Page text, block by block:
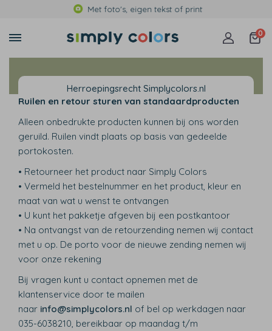
Met foto's, eigen tekst of print
0
Herroepingsrecht Simplycolors.nl
Ruilen en retour sturen van standaardproducten
Alleen onbedrukte producten kunnen bij ons worden
geruild. Ruilen vindt plaats op basis van gedeelde
portokosten.
• Retourneer het product naar Simply Colors
• Vermeld het bestelnummer en het product, kleur en
maat van wat u wenst te ontvangen
• U kunt het pakketje afgeven bij een postkantoor
• Na ontvangst van de retourzending nemen wij contact
met u op. De porto voor de nieuwe zending nemen wij
voor onze rekening
Bij vragen kunt u contact opnemen met de
klantenservice door te mailen
naar info@simplycolors.nl of bel op werkdagen naar
035-6038210, bereikbaar op maandag t/m